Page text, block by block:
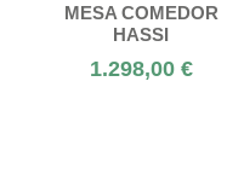
MESA COMEDOR
HASSI
1.298,00 €